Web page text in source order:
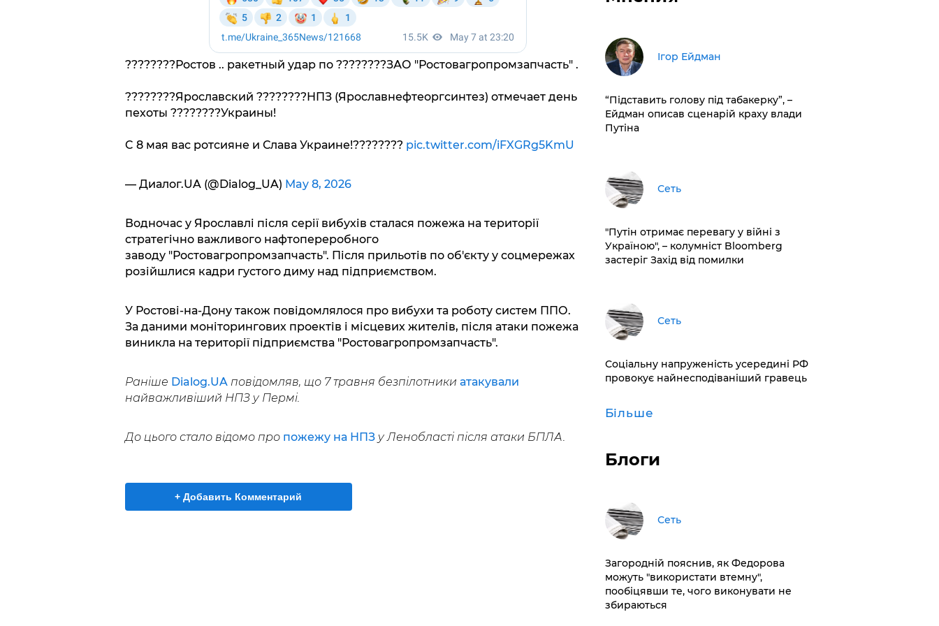
????????Ростов .. ракетный удар по ????????ЗАО "Ростовагропромзапчасть" .
????????Ярославский ????????НПЗ (Ярославнефтеоргсинтез) отмечает день
пехоты ????????Украины!
C 8 мая вас ротсияне и Слава Украине!???????? pic.twitter.com/iFXGRg5KmU
— Диалог.UA (@Dialog_UA) May 8, 2026
Водночас у Ярославлі після серії вибухів сталася пожежа на території
стратегічно важливого нафтопереробного
заводу "Ростовагропромзапчасть". Після прильотів по об'єкту у соцмережах
розійшлися кадри густого диму над підприємством.
У Ростові-на-Дону також повідомлялося про вибухи та роботу систем ППО.
За даними моніторингових проектів і місцевих жителів, після атаки пожежа
виникла на території підприємства "Ростовагропромзапчасть".
Раніше Dialog.UAповідомляв, що 7 травня безпілотники атакували
найважливіший НПЗ у Пермі.
До цього стало відомо про пожежу на НПЗу Ленобласті після атаки БПЛА.
+ Добавить Комментарий
Ігор Ейдман
​“Підставить голову під табакерку”, –
Ейдман описав сценарій краху влади
Путіна
Сеть
"Путін отримає перевагу у війні з
Україною", – колумніст Bloomberg
застеріг Захід від помилки
Сеть
Соціальну напруженість усередині РФ
провокує найнесподіваніший гравець
Більше
Блоги
Сеть
Загородній пояснив, як Федорова
можуть "використати втемну",
пообіцявши те, чого виконувати не
збираються